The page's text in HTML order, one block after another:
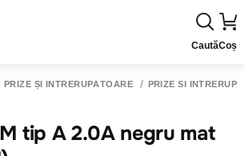
CautăCoș
PRIZE ȘI ÎNTRERUPĂTOARE PRIZE SI
tip A 2.0A negru mat